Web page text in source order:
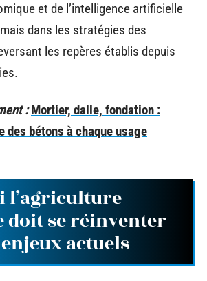
et de l’intelligence artificielle
dans les stratégies des
les repères établis depuis
: Mortier, dalle, fondation :
des bétons à chaque usage
l’agriculture
doit se réinventer
actuels